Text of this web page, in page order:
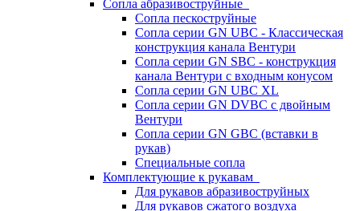
Сопла абразивоструйные
Сопла пескоструйные
Сопла серии GN UBC - Классическая
конструкция канала Вентури
Сопла серии GN SBC - конструкция
канала Вентури c входным конусом
Сопла серии GN UBC XL
Сопла серии GN DVBC с двойным
Вентури
Сопла серии GN GBC (вставки в
рукав)
Специальные сопла
Комплектующие к рукавам
Для рукавов абразивоструйных
Для рукавов сжатого воздуха